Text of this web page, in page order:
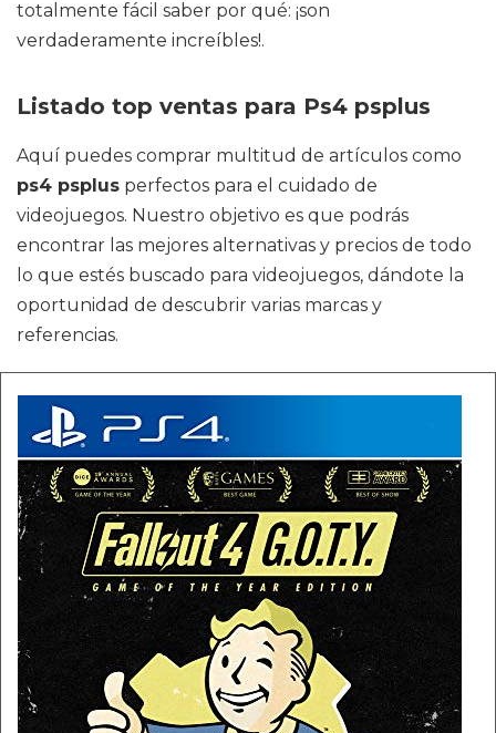
totalmente fácil saber por qué: ¡son
verdaderamente increíbles!.
Listado top ventas para Ps4 psplus
Aquí puedes comprar multitud de artículos como
ps4 psplus perfectos para el cuidado de
videojuegos. Nuestro objetivo es que podrás
encontrar las mejores alternativas y precios de todo
lo que estés buscado para videojuegos, dándote la
oportunidad de descubrir varias marcas y
referencias.